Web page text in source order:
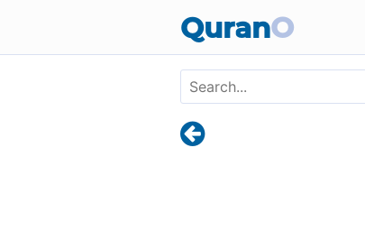
QuranO